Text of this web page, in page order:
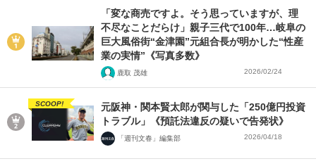
「変な商売ですよ。そう思っていますが、理
不尽なことだらけ」親子三代で100年…岐阜の
巨大風俗街“金津園”元組合長が明かした“性産
業の実情”《写真多数》
鹿取 茂雄 2026/02/24
SCOOP!
元阪神・関本賢太郎が関与した「250億円投資
トラブル」《預託法違反の疑いで告発状》
「週刊文春」編集部 2026/04/18